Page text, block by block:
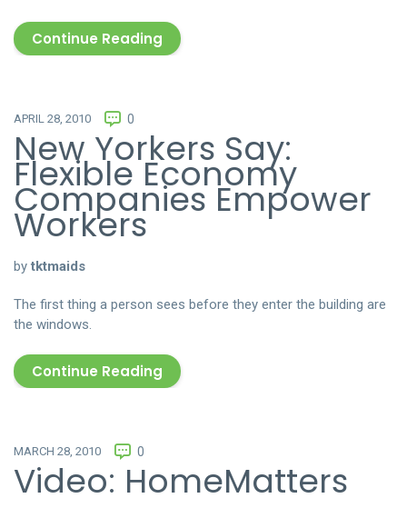
Continue Reading
APRIL 28, 2010 0
New Yorkers Say:
Flexible Economy
Companies Empower
Workers
by tktmaids
The first thing a person sees before they enter the building are
the windows.
Continue Reading
MARCH 28, 2010 0
Video: HomeMatters